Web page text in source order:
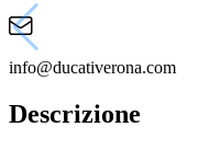
info@ducativerona.com
Descrizione